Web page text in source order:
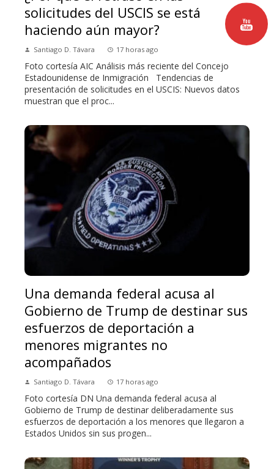
solicitudes del USCIS se está
haciendo aún mayor?
Santiago D. Távara 17 horas ago
Foto cortesía AIC Análisis más reciente del Concejo
Estadounidense de Inmigración Tendencias de
presentación de solicitudes en el USCIS: Nuevos datos
muestran que el proc...
Una demanda federal acusa al
Gobierno de Trump de destinar sus
esfuerzos de deportación a
menores migrantes no
acompañados
Santiago D. Távara 17 horas ago
Foto cortesía DN Una demanda federal acusa al
Gobierno de Trump de destinar deliberadamente sus
esfuerzos de deportación a los menores que llegaron a
Estados Unidos sin sus progen...